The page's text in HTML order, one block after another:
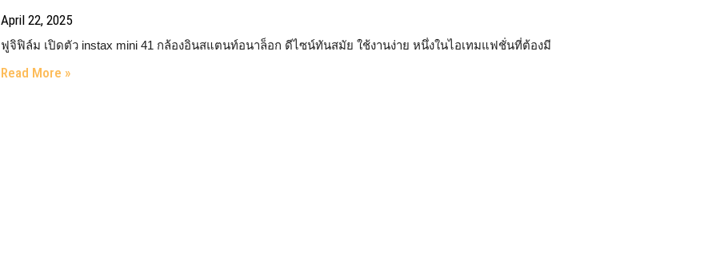
April 22, 2025
ฟูจิฟิล์ม เปิดตัว instax mini 41 กล้องอินสแตนท์อนาล็อก ดีไซน์ทันสมัย ใช้งานง่าย หนึ่งในไอเทมแฟชั่นที่ต้องมี
Read More »